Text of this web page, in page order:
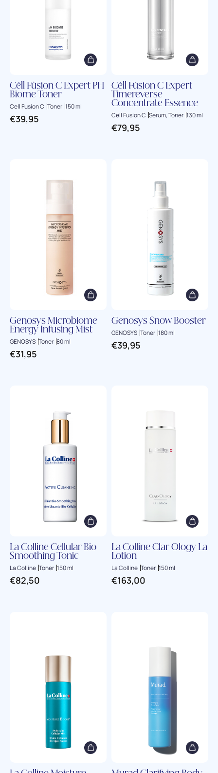
Céll Fùsion C Expert PH
Biome Toner
Cell Fusion C Toner 150 ml
€39,95
Céll Fùsion C Expert
Timereverse
Concentrate Essence
Cell Fusion C Serum, Toner 130 ml
€79,95
Genosys Microbiome
Energy Infusing Mist
GENOSYS Toner 80 ml
€31,95
Genosys Snow Booster
GENOSYS Toner 180 ml
€39,95
La Colline Cellular Bio
Smoothing Tonic
La Colline Toner 150 ml
€82,50
La Colline Clar Ology La
Lotion
La Colline Toner 150 ml
€163,00